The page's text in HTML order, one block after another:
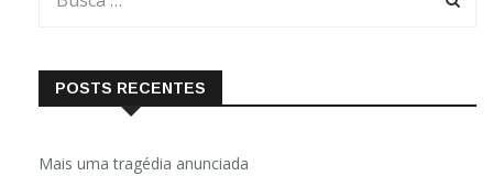
POSTS RECENTES
Mais uma tragédia anunciada